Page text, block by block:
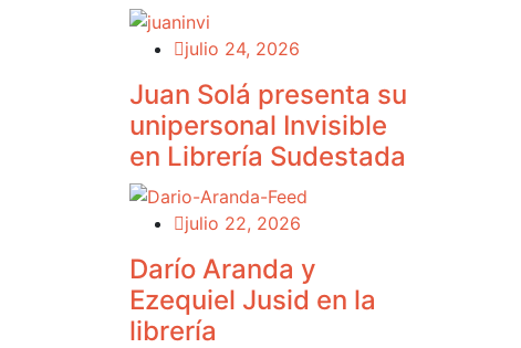
julio 24, 2026
Juan Solá presenta su
unipersonal Invisible
en Librería Sudestada
julio 22, 2026
Darío Aranda y
Ezequiel Jusid en la
librería